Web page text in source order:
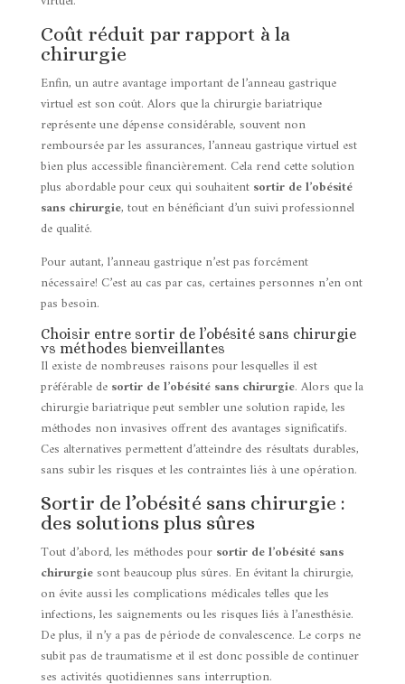
Coût réduit par rapport à la
chirurgie
Enfin, un autre avantage important de l’anneau gastrique
virtuel est son coût. Alors que la chirurgie bariatrique
représente une dépense considérable, souvent non
remboursée par les assurances, l’anneau gastrique virtuel est
bien plus accessible financièrement. Cela rend cette solution
plus abordable pour ceux qui souhaitent sortir de l’obésité
sans chirurgie, tout en bénéficiant d’un suivi professionnel
de qualité.
Pour autant, l’anneau gastrique n’est pas forcément
nécessaire! C’est au cas par cas, certaines personnes n’en ont
pas besoin.
Choisir entre sortir de l’obésité sans chirurgie
vs méthodes bienveillantes
Il existe de nombreuses raisons pour lesquelles il est
préférable de sortir de l’obésité sans chirurgie. Alors que la
chirurgie bariatrique peut sembler une solution rapide, les
méthodes non invasives offrent des avantages significatifs.
Ces alternatives permettent d’atteindre des résultats durables,
sans subir les risques et les contraintes liés à une opération.
Sortir de l’obésité sans chirurgie :
des solutions plus sûres
Tout d’abord, les méthodes pour sortir de l’obésité sans
chirurgiesont beaucoup plus sûres. En évitant la chirurgie,
on évite aussi les complications médicales telles que les
infections, les saignements ou les risques liés à l’anesthésie.
De plus, il n’y a pas de période de convalescence. Le corps ne
subit pas de traumatisme et il est donc possible de continuer
ses activités quotidiennes sans interruption.